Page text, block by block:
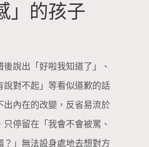
」的孩子
後說出「好啦我知道了」、
說對不起」等看似道歉的話
出內在的改變，反省易流於
只停留在「我會不會被罵、
？」無法設身處地去想對方